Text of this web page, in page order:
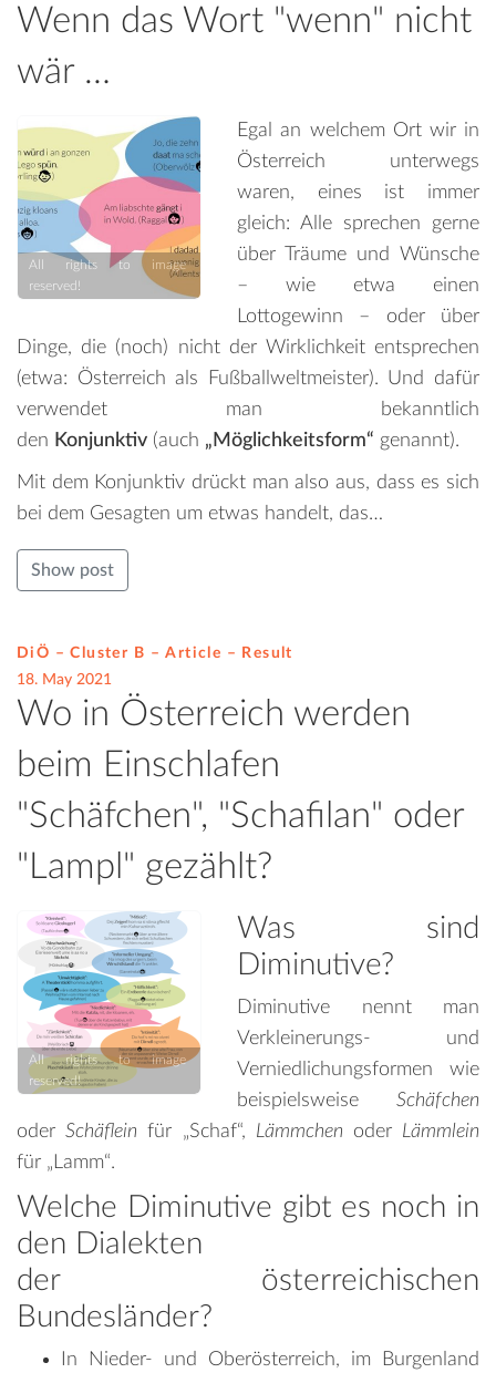
Wenn das Wort "wenn" nicht
wär …
All rights to image
reserved!
Egal an welchem Ort wir in
Österreich unterwegs
waren, eines ist immer
gleich: Alle sprechen gerne
über Träume und Wünsche
– wie etwa einen
Lottogewinn – oder über
Dinge, die (noch) nicht der Wirklichkeit entsprechen
(etwa: Österreich als Fußballweltmeister). Und dafür
verwendet man bekanntlich
den Konjunktiv (auch „Möglichkeitsform“ genannt).
Mit dem Konjunktiv drückt man also aus, dass es sich
bei dem Gesagten um etwas handelt, das…
Show post
DiÖ – Cluster B – Article –
Result
18. May 2021
Wo in Österreich werden
beim Einschlafen
"Schäfchen", "Schafilan" oder
"Lampl" gezählt?
All rights to image
reserved!
Was sind
Diminutive?
Diminutive nennt man
Verkleinerungs- und
Verniedlichungsformen wie
beispielsweise Schäfchen
oderSchäfleinfür „Schaf“, Lämmchen oder Lämmlein
für „Lamm“.
Welche Diminutive gibt es noch in
den Dialekten
der österreichischen
Bundesländer?
In Nieder- und Oberösterreich, im Burgenland